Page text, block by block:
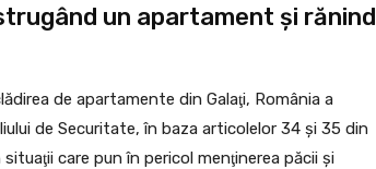
un apartament și rănind
de apartamente din Galaţi, România a
de Securitate, în baza articolelor 34 şi 35 din
care pun în pericol menţinerea păcii şi